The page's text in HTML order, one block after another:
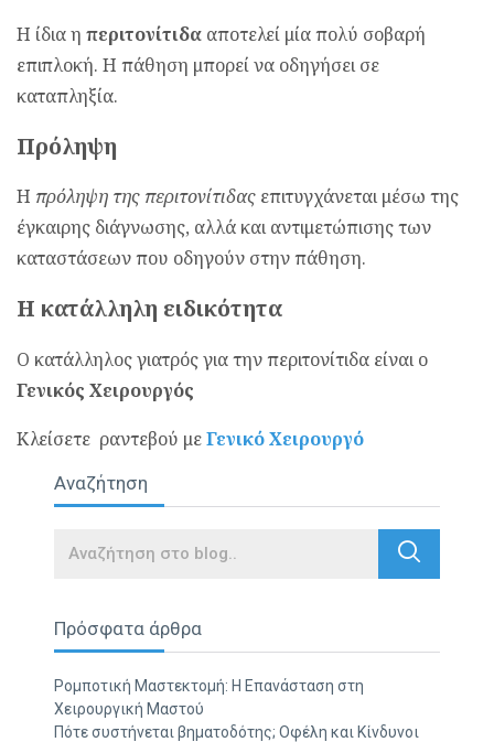
Η ίδια η περιτονίτιδα αποτελεί μία πολύ σοβαρή
επιπλοκή. Η πάθηση μπορεί να οδηγήσει σε
καταπληξία.
Πρόληψη
Η πρόληψη της περιτονίτιδας επιτυγχάνεται μέσω της
έγκαιρης διάγνωσης, αλλά και αντιμετώπισης των
καταστάσεων που οδηγούν στην πάθηση.
Η κατάλληλη ειδικότητα
Ο κατάλληλος γιατρός για την περιτονίτιδα είναι ο
Γενικός Χειρουργός
Κλείσετε ραντεβού μεΓενικό Χειρουργό
Αναζήτηση
Search
Πρόσφατα άρθρα
Ρομποτική Μαστεκτομή: Η Επανάσταση στη
Χειρουργική Μαστού
Πότε συστήνεται βηματοδότης; Οφέλη και Κίνδυνοι